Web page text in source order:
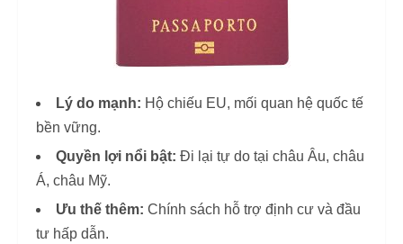
Lý do mạnh: Hộ chiếu EU, mối quan hệ quốc tế
bền vững.
Quyền lợi nổi bật: Đi lại tự do tại châu Âu, châu
Á, châu Mỹ.
Ưu thế thêm: Chính sách hỗ trợ định cư và đầu
tư hấp dẫn.